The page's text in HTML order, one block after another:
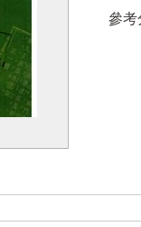
參考